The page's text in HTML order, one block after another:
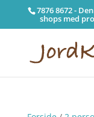
7876 8672 -
shops med